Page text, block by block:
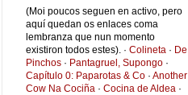
(Moi poucos seguen en activo, pero
aquí quedan os enlaces coma
lembranza que nun momento
existiron todos estes). · Colineta · De
Pinchos · Pantagruel, Supongo ·
Capítulo 0: Paparotas & Co · Another
Cow Na Cociña · Cocina de Aldea ·